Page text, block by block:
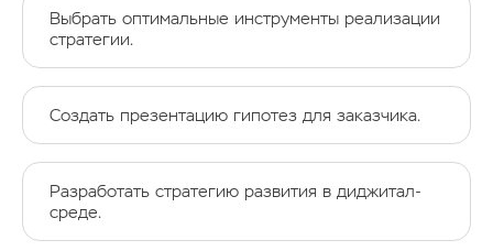
Выбрать оптимальные инструменты реализации
стратегии.
Создать презентацию гипотез для заказчика.
Разработать стратегию развития в диджитал-
среде.